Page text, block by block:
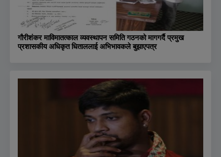
गौरीशंकर माविमातत्काल व्यवस्थापन समिति गठनको मागगर्दै प्रमुख
प्रशासकीय अधिकृत धिताललाई अभिभावकले बुझाएपत्र